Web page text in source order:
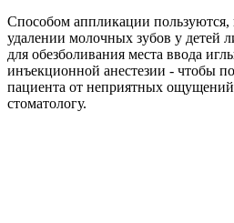
Способом аппликации пользуются,
удалении молочных зубов у детей
для обезболивания места ввода
инъекционной анестезии - чтобы
пациента от неприятных ощущений
стоматологу.